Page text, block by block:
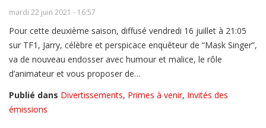
mardi 22 juin 2021 - 16:57
Pour cette deuxième saison, diffusé vendredi 16 juillet à 21:05
sur TF1, Jarry, célèbre et perspicace enquêteur de “Mask Singer”,
va de nouveau endosser avec humour et malice, le rôle
d’animateur et vous proposer de…
Publié dans Divertissements, Primes à venir, Invités des
émissions